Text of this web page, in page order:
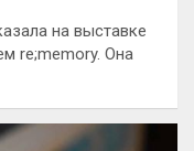
на выставке
re;memory. Она